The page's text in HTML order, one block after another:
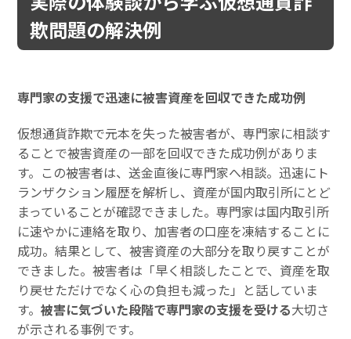
欺問題の解決例
専門家の支援で迅速に被害資産を回収できた成功例
仮想通貨詐欺で元本を失った被害者が、専門家に相談す
ることで被害資産の一部を回収できた成功例がありま
す。この被害者は、送金直後に専門家へ相談。迅速にト
ランザクション履歴を解析し、資産が国内取引所にとど
まっていることが確認できました。専門家は国内取引所
に速やかに連絡を取り、加害者の口座を凍結することに
成功。結果として、被害資産の大部分を取り戻すことが
できました。被害者は「早く相談したことで、資産を取
り戻せただけでなく心の負担も減った」と話していま
す。被害に気づいた段階で専門家の支援を受ける大切さ
が示される事例です。